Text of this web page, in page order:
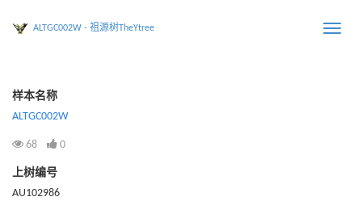
Toggle
ALTGC002W - 祖源树TheYtree
样本名称
ALTGC002W
68 0
上树编号
AU102986